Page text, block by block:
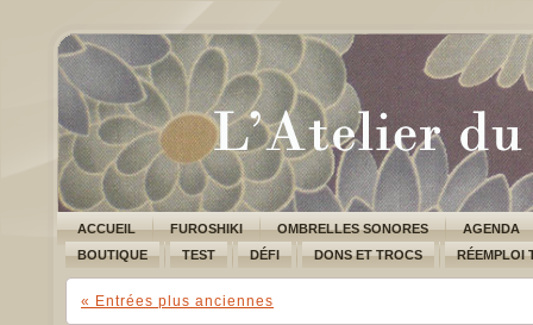
ACCUEIL FUROSHIKI OMBRELLES SONORES
AGENDA
BOUTIQUE
TEST DÉFI DONS ET TROCS RÉEMPLOI
« Entrées plus anciennes